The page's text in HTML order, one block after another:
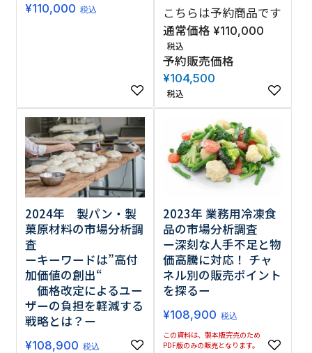
¥110,000 税込
こちらは予約商品です
通常価格 ¥110,000
税込
予約販売価格
¥104,500
税込
2024年 製パン・製
菓原材料の市場分析調
査
ーキーワードは”高付
加価値の創出“
価格改定によるユー
ザーの負担を軽減する
戦略とは？ー
¥108,900 税込
2023年 業務用冷凍食
品の市場分析調査
ー深刻な人手不足と物
価高騰に対応！ チャ
ネル別の販売ポイント
を探るー
¥108,900 税込
この資料は、製本版完売のため
PDF版のみの販売となります。